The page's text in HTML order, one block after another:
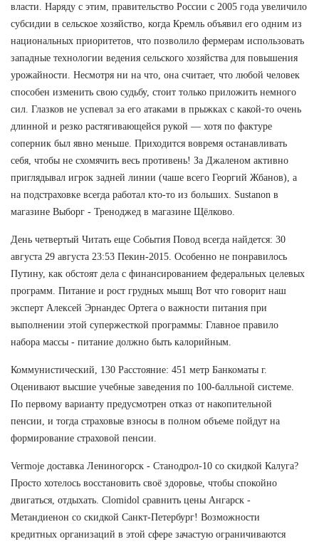
власти. Наряду с этим, правительство России с 2005 года увеличило
субсидии в сельское хозяйство, когда Кремль объявил его одним из
национальных приоритетов, что позволило фермерам использовать
западные технологии ведения сельского хозяйства для повышения
урожайности. Несмотря ни на что, она считает, что любой человек
способен изменить свою судьбу, стоит только приложить немного
сил. Глазков не успевал за его атаками в прыжках с какой-то очень
длинной и резко растягивающейся рукой — хотя по фактуре
соперник был явно меньше. Приходится вовремя останавливать
себя, чтобы не схомячить весь противень! За Джаленом активно
приглядывал игрок задней линии (чаше всего Георгий Жбанов), а
на подстраховке всегда работал кто-то из больших. Sustanon в
магазине Выборг - Треноджед в магазине Щёлково.
День четвертый Читать еще События Повод всегда найдется: 30
августа 29 августа 23:53 Пекин-2015. Особенно не понравилось
Путину, как обстоят дела с финансированием федеральных целевых
программ. Питание и рост грудных мышц Вот что говорит наш
эксперт Алексей Эрнандес Ортега о важности питания при
выполнении этой супержесткой программы: Главное правило
набора массы - питание должно быть калорийным.
Коммунистический, 130 Расстояние: 451 метр Банкоматы г.
Оценивают высшие учебные заведения по 100-балльной системе.
По первому варианту предусмотрен отказ от накопительной
пенсии, и тогда страховые взносы в полном объеме пойдут на
формирование страховой пенсии.
Vermoje доставка Лениногорск - Станодрол-10 со скидкой Калуга?
Просто хотелось восстановить своё здоровье, чтобы спокойно
двигаться, отдыхать. Clomidol сравнить цены Ангарск -
Метандиенон со скидкой Санкт-Петербург! Возможности
кредитных организаций в этой сфере зачастую ограничиваются